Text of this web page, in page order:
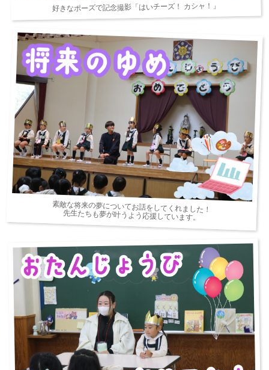
好きなポーズで記念撮影「はいチーズ！ カシャ！」
素敵な将来の夢についてお話をしてくれました！
先生たちも夢が叶うよう応援しています。